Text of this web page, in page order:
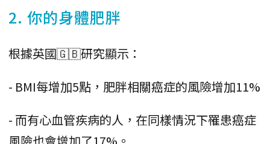
2. 你的身體肥胖
根據英國🇬🇧研究顯示：
- BMI每增加5點，肥胖相關癌症的風險增加11%
- 而有心血管疾病的人，在同樣情況下罹患癌症